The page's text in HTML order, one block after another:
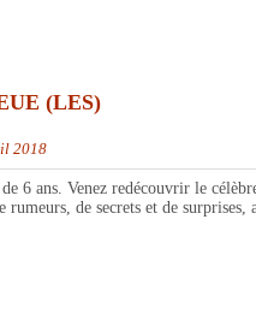
(LES)
2018
6 ans. Venez redécouvrir le
de secrets et de